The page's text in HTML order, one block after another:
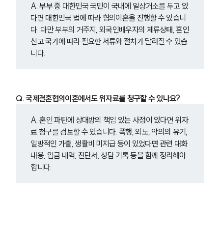
A. 부부 중 대한민국 국민이 국내에 일상거소를 두고 있
다면 대한민국 법에 따라 협의이혼을 진행할 수 있습니
다. 다만 부부의 거주지, 외국인배우자의 체류상태, 혼인
신고 국가에 따라 필요한 서류와 절차가 달라질 수 있습
니다.
Q. 국제결혼협의이혼에서도 위자료를 청구할 수 있나요?
A. 혼인 파탄에 상대방의 책임 있는 사정이 있다면 위자
료 청구를 검토할 수 있습니다. 폭행, 외도, 악의의 유기,
일방적인 가출, 생활비 미지급 등이 있었다면 관련 대화
내용, 입금 내역, 진단서, 상담 기록 등을 함께 정리해야
합니다.